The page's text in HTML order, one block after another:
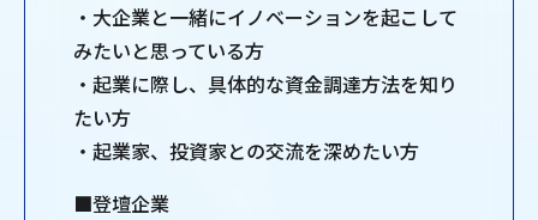
・大企業と一緒にイノベーションを起こして
みたいと思っている方
・起業に際し、具体的な資金調達方法を知り
たい方
・起業家、投資家との交流を深めたい方
■登壇企業